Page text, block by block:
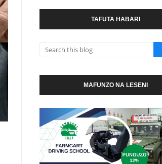
TAFUTA HABARI
MAFUNZO NA LESENI